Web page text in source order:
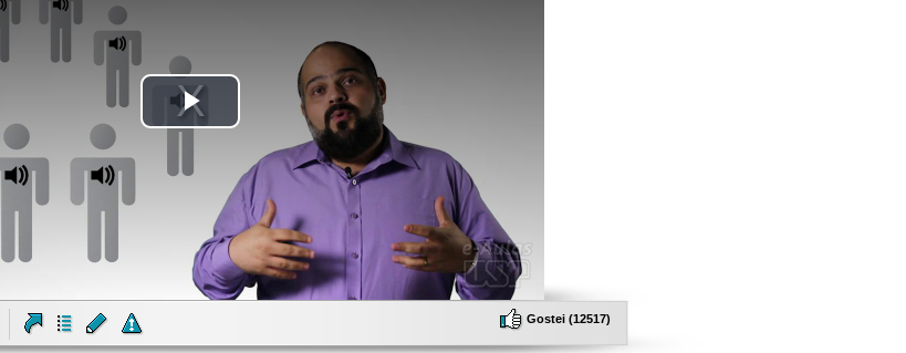
Tocar
Vídeo
Gostei (12517)